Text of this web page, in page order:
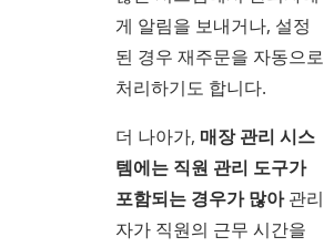
게 알림을 보내거나, 설정
된 경우 재주문을 자동으로
처리하기도 합니다.
더 나아가, 매장 관리 시스
템에는 직원 관리 도구가
포함되는 경우가 많아관리
자가 직원의 근무 시간을